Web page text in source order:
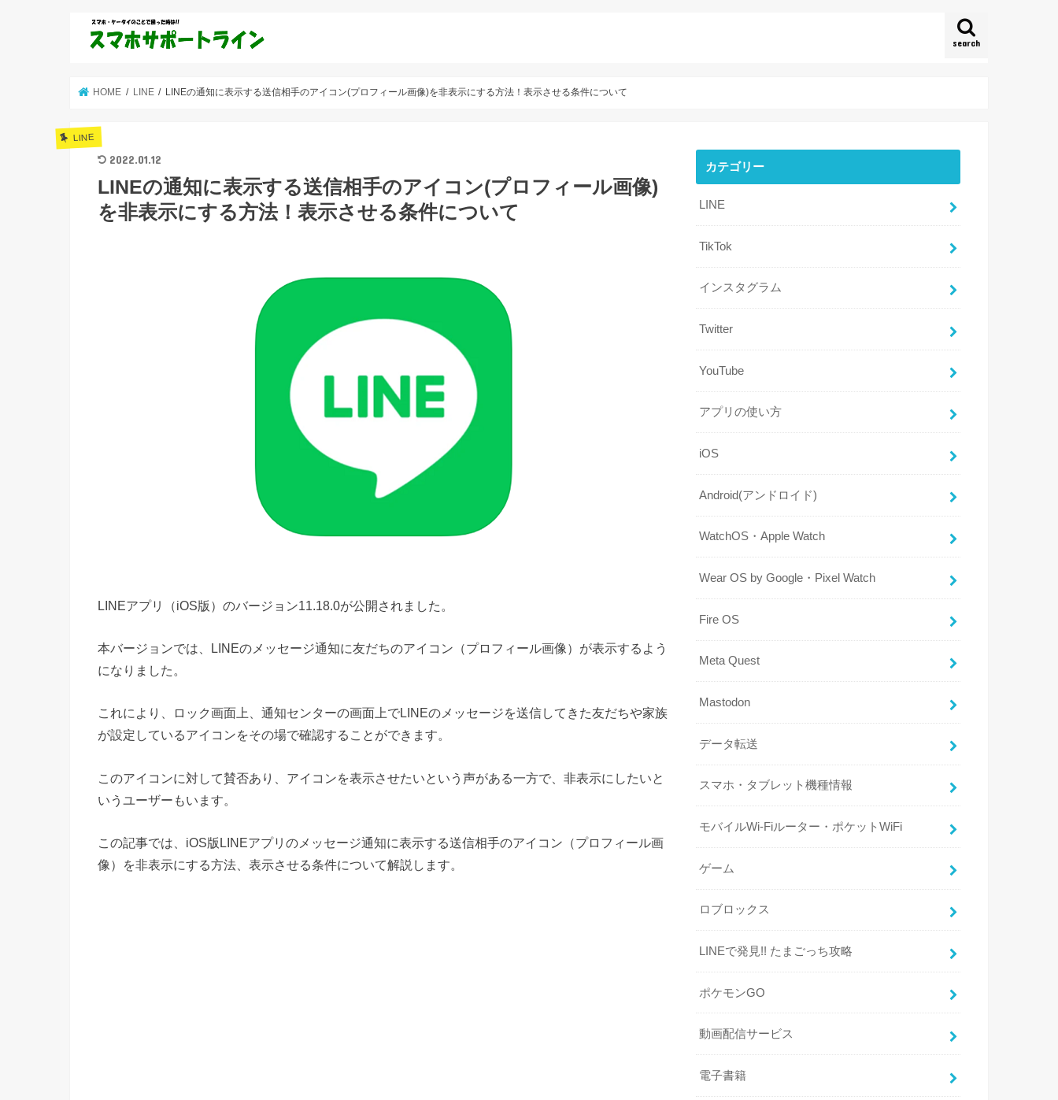
search
HOME LINE LINEの通知に表示する送信相手のアイコン(プロフィール画像)を非表示にする方法！表示させる条件について
LINE
2022.01.12
LINEの通知に表示する送信相手のアイコン(プロフィール画像)
を非表示にする方法！表示させる条件について
LINEアプリ（iOS版）のバージョン11.18.0が公開されました。
本バージョンでは、LINEのメッセージ通知に友だちのアイコン（プロフィール画像）が表示するよう
になりました。
これにより、ロック画面上、通知センターの画面上でLINEのメッセージを送信してきた友だちや家族
が設定しているアイコンをその場で確認することができます。
このアイコンに対して賛否あり、アイコンを表示させたいという声がある一方で、非表示にしたいと
いうユーザーもいます。
この記事では、iOS版LINEアプリのメッセージ通知に表示する送信相手のアイコン（プロフィール画
像）を非表示にする方法、表示させる条件について解説します。
カテゴリー
LINE
TikTok
インスタグラム
Twitter
YouTube
アプリの使い方
iOS
Android(アンドロイド)
WatchOS・Apple Watch
Wear OS by Google・Pixel Watch
Fire OS
Meta Quest
Mastodon
データ転送
スマホ・タブレット機種情報
モバイルWi-Fiルーター・ポケットWiFi
ゲーム
ロブロックス
LINEで発見!! たまごっち攻略
ポケモンGO
動画配信サービス
電子書籍